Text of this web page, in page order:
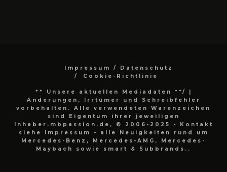
Impressum / Datenschutz
Cookie-Richtlinie
** Unsere aktuellen Mediadaten **/
|
Änderungen, Irrtümer und Schreibfehler
vorbehalten. Alle verwendeten Warenzeichen
sind Eigentum ihrer jeweiligen
Inhaber.mbpassion.de, © 2006-2025 - Kontakt
siehe Impressum - alle Neuigkeiten rund um
Mercedes-Benz, Mercedes-AMG, Mercedes-
Maybach sowie smart & Subbrands..